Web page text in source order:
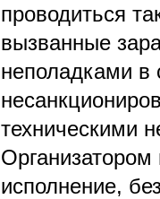
проводиться
вызванные
неполадками в
техническими
Организатором
исполнение,